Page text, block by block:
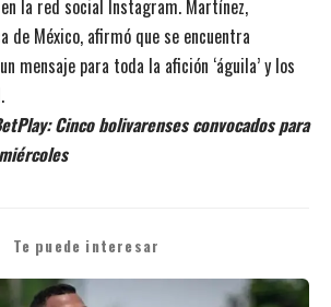
la red social Instagram. Martínez,
de México, afirmó que se encuentra
mensaje para toda la afición ‘águila’ y los
Cinco bolivarenses convocados para
Te puede interesar